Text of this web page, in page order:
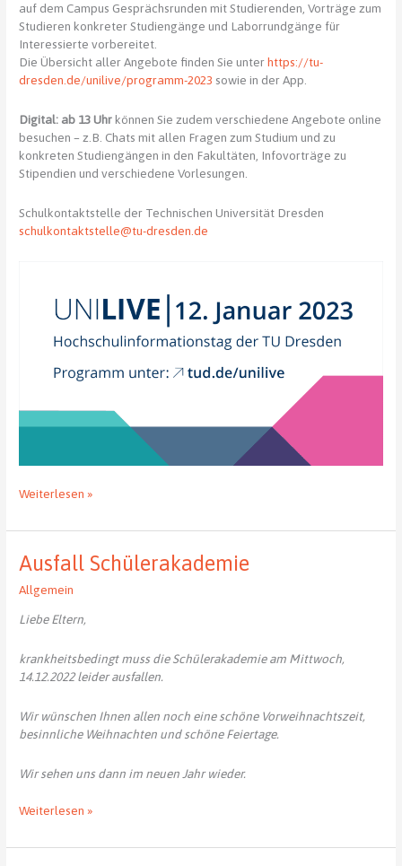
auf dem Campus Gesprächsrunden mit Studierenden, Vorträge zum
Studieren konkreter Studiengänge und Laborrundgänge für
Interessierte vorbereitet.
Die Übersicht aller Angebote finden Sie unterhttps://tu-
dresden.de/unilive/programm-2023 sowie in der App.
Digital: ab 13 Uhrkönnen Sie zudem verschiedene Angebote online
besuchen – z.B. Chats mit allen Fragen zum Studium und zu
konkreten Studiengängen in den Fakultäten, Infovorträge zu
Stipendien und verschiedene Vorlesungen.
Schulkontaktstelle der Technischen Universität Dresden
schulkontaktstelle@tu-dresden.de
Hochschulinformationstag
TU
–
12.
Januar
2023
Weiterlesen »
Ausfall Schülerakademie
Allgemein
Liebe Eltern,
krankheitsbedingt muss die Schülerakademie am Mittwoch,
14.12.2022 leider ausfallen.
Wir wünschen Ihnen allen noch eine schöne Vorweihnachtszeit,
besinnliche Weihnachten und schöne Feiertage.
Wir sehen uns dann im neuen Jahr wieder.
Ausfall
Weiterlesen »